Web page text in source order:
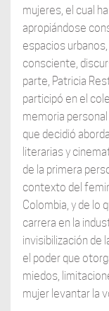
mujeres, el cual
apropiándose
espacios
consciente,
parte, Patricia
participó en el
memoria
que decidió
literarias y
de la primera
contexto del
Colombia, y de lo
carrera en la
invisibilización de
el poder que
miedos,
mujer levantar la